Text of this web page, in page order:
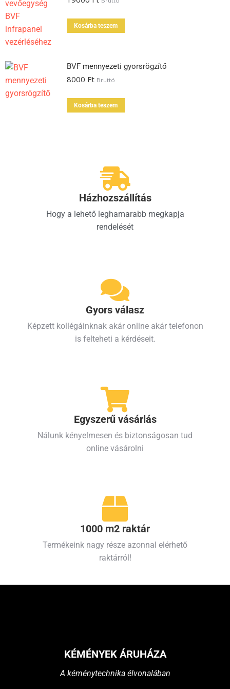
Kosárba teszem
BVF mennyezeti gyorsrögzítő
8000 Ft Bruttó
Kosárba teszem
Házhozszállítás
Hogy a lehető leghamarabb megkapja
rendelését
Gyors válasz
Képzett kollégáinknak akár online akár telefonon
is felteheti a kérdéseit.
Egyszerű vásárlás
Nálunk kényelmesen és biztonságosan tud
online vásárolni
1000 m2 raktár
Termékeink nagy része azonnal elérhető
raktárról!
KÉMÉNYEK ÁRUHÁZA
A kéménytechnika élvonalában